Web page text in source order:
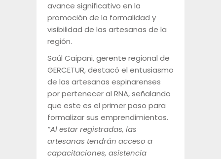
avance significativo en la
promoción de la formalidad y
visibilidad de las artesanas de la
región.
Saúl Caipani, gerente regional de
GERCETUR, destacó el entusiasmo
de las artesanas espinarenses
por pertenecer al RNA, señalando
que este es el primer paso para
formalizar sus emprendimientos.
“Al estar registradas, las
artesanas tendrán acceso a
capacitaciones, asistencia